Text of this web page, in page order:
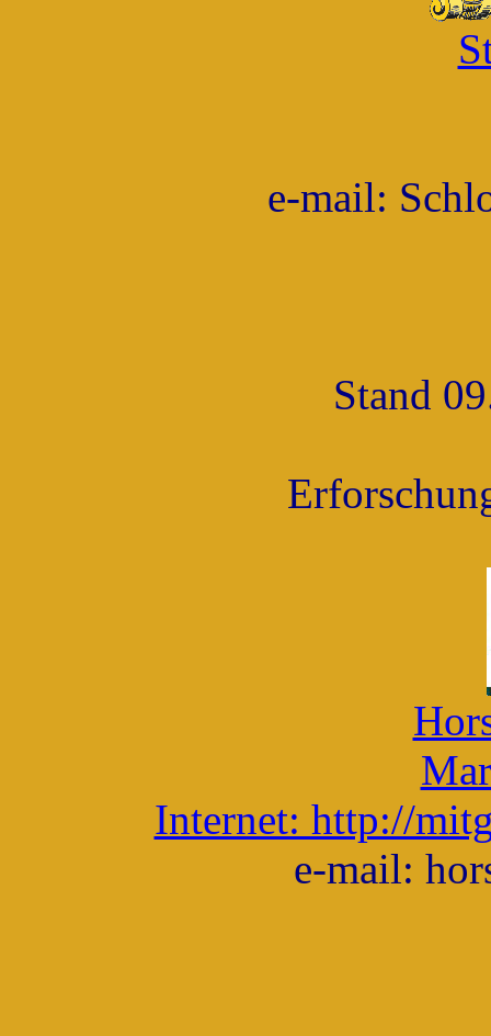
e-mail:
Stand
Internet: http://
e-mail: